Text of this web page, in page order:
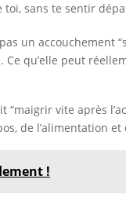
sans te sentir
un accouchement
qu’elle peut
vite après
de
!